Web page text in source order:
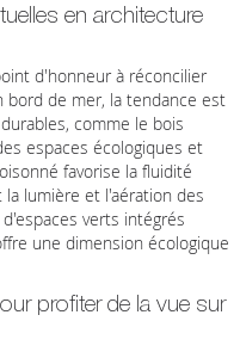
en architecture
d'honneur à réconcilier
bord de mer, la tendance est
comme le bois
espaces écologiques et
favorise la fluidité
lumière et l'aération des
verts intégrés
une dimension écologique
profiter de la vue sur